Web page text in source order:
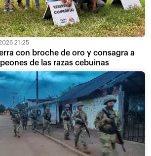
21:25
con broche de oro y consagra a
de las razas cebuinas